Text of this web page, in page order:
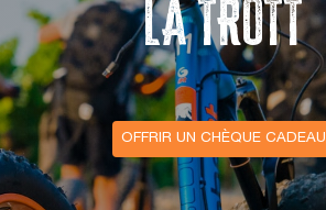
LA TROTT
OFFRIR UN CHÈQUE CADEAU